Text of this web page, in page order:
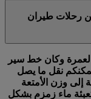
رحلات طيران
العمرة وكان خط سير
نقل ما يصل
إلى وزن الأمتعة
ماء زمزم بشكل